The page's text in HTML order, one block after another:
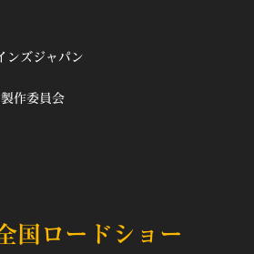
ンズジャパン
製作委員会
国ロードショー